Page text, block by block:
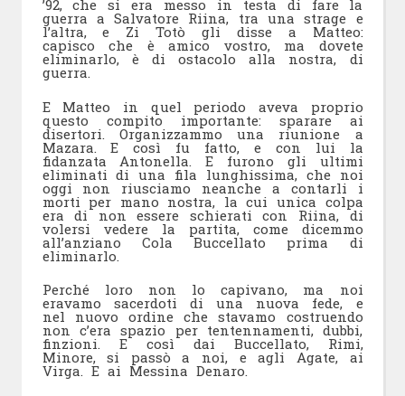
’92, che si era messo in testa di fare la
guerra a Salvatore Riina, tra una strage e
l’altra, e Zi Totò gli disse a Matteo:
capisco che è amico vostro, ma dovete
eliminarlo, è di ostacolo alla nostra, di
guerra.
E Matteo in quel periodo aveva proprio
questo compito importante: sparare ai
disertori. Organizzammo una riunione a
Mazara. E così fu fatto, e con lui la
fidanzata Antonella. E furono gli ultimi
eliminati di una fila lunghissima, che noi
oggi non riusciamo neanche a contarli i
morti per mano nostra, la cui unica colpa
era di non essere schierati con Riina, di
volersi vedere la partita, come dicemmo
all’anziano Cola Buccellato prima di
eliminarlo.
Perché loro non lo capivano, ma noi
eravamo sacerdoti di una nuova fede, e
nel nuovo ordine che stavamo costruendo
non c’era spazio per tentennamenti, dubbi,
finzioni. E così dai Buccellato, Rimi,
Minore, si passò a noi, e agli Agate, ai
Virga. E ai Messina Denaro.